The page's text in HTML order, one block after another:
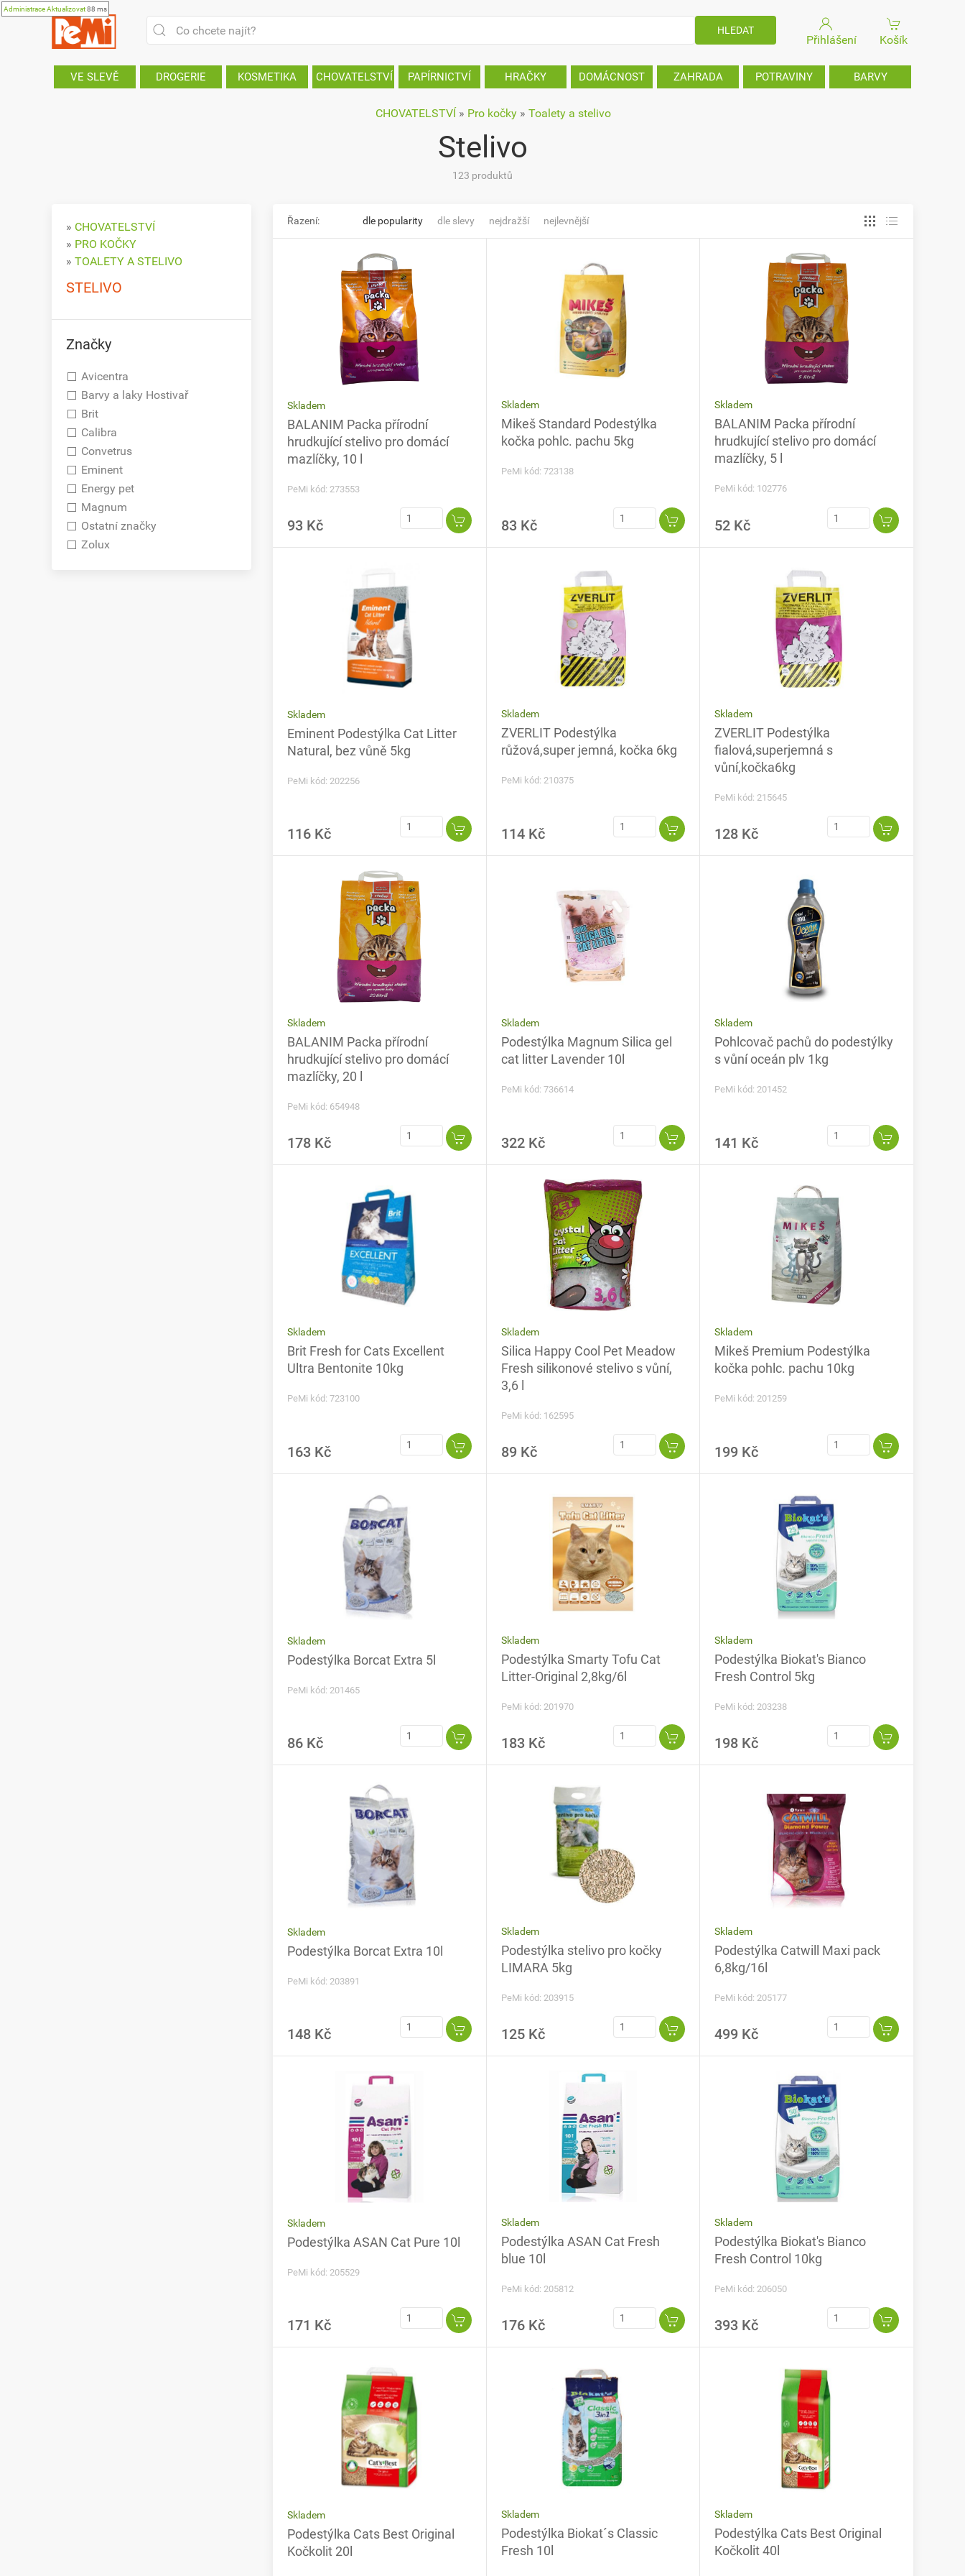
AdministraceAktualizovat88 ms
Přihlášení Košík
VE SLEVĚ DROGERIE KOSMETIKA CHOVATELSTVÍ PAPÍRNICTVÍ HRAČKY DOMÁCNOST ZAHRADA POTRAVINY BARVY
CHOVATELSTVÍ » Pro kočky » Toalety a stelivo
Stelivo
123 produktů
» CHOVATELSTVÍ
» PRO KOČKY
» TOALETY A STELIVO
STELIVO
Značky
Avicentra
Barvy a laky Hostivař
Brit
Calibra
Convetrus
Eminent
Energy pet
Magnum
Ostatní značky
Zolux
Řazení: dle popularity dle slevy nejdražší nejlevnější
Skladem
BALANIM Packa přírodní
hrudkující stelivo pro domácí
mazlíčky, 10 l
PeMi kód: 273553
93 Kč
Skladem
Mikeš Standard Podestýlka
kočka pohlc. pachu 5kg
PeMi kód: 723138
83 Kč
Skladem
BALANIM Packa přírodní
hrudkující stelivo pro domácí
mazlíčky, 5 l
PeMi kód: 102776
52 Kč
Skladem
Eminent Podestýlka Cat Litter
Natural, bez vůně 5kg
PeMi kód: 202256
116 Kč
Skladem
ZVERLIT Podestýlka
růžová,super jemná, kočka 6kg
PeMi kód: 210375
114 Kč
Skladem
ZVERLIT Podestýlka
fialová,superjemná s
vůní,kočka6kg
PeMi kód: 215645
128 Kč
Skladem
BALANIM Packa přírodní
hrudkující stelivo pro domácí
mazlíčky, 20 l
PeMi kód: 654948
178 Kč
Skladem
Podestýlka Magnum Silica gel
cat litter Lavender 10l
PeMi kód: 736614
322 Kč
Skladem
Pohlcovač pachů do podestýlky
s vůní oceán plv 1kg
PeMi kód: 201452
141 Kč
Skladem
Brit Fresh for Cats Excellent
Ultra Bentonite 10kg
PeMi kód: 723100
163 Kč
Skladem
Silica Happy Cool Pet Meadow
Fresh silikonové stelivo s vůní,
3,6 l
PeMi kód: 162595
89 Kč
Skladem
Mikeš Premium Podestýlka
kočka pohlc. pachu 10kg
PeMi kód: 201259
199 Kč
Skladem
Podestýlka Borcat Extra 5l
PeMi kód: 201465
86 Kč
Skladem
Podestýlka Smarty Tofu Cat
Litter-Original 2,8kg/6l
PeMi kód: 201970
183 Kč
Skladem
Podestýlka Biokat's Bianco
Fresh Control 5kg
PeMi kód: 203238
198 Kč
Skladem
Podestýlka Borcat Extra 10l
PeMi kód: 203891
148 Kč
Skladem
Podestýlka stelivo pro kočky
LIMARA 5kg
PeMi kód: 203915
125 Kč
Skladem
Podestýlka Catwill Maxi pack
6,8kg/16l
PeMi kód: 205177
499 Kč
Skladem
Podestýlka ASAN Cat Pure 10l
PeMi kód: 205529
171 Kč
Skladem
Podestýlka ASAN Cat Fresh
blue 10l
PeMi kód: 205812
176 Kč
Skladem
Podestýlka Biokat's Bianco
Fresh Control 10kg
PeMi kód: 206050
393 Kč
Skladem
Podestýlka Cats Best Original
Kočkolit 20l
Skladem
Podestýlka Biokat´s Classic
Fresh 10l
Skladem
Podestýlka Cats Best Original
Kočkolit 40l